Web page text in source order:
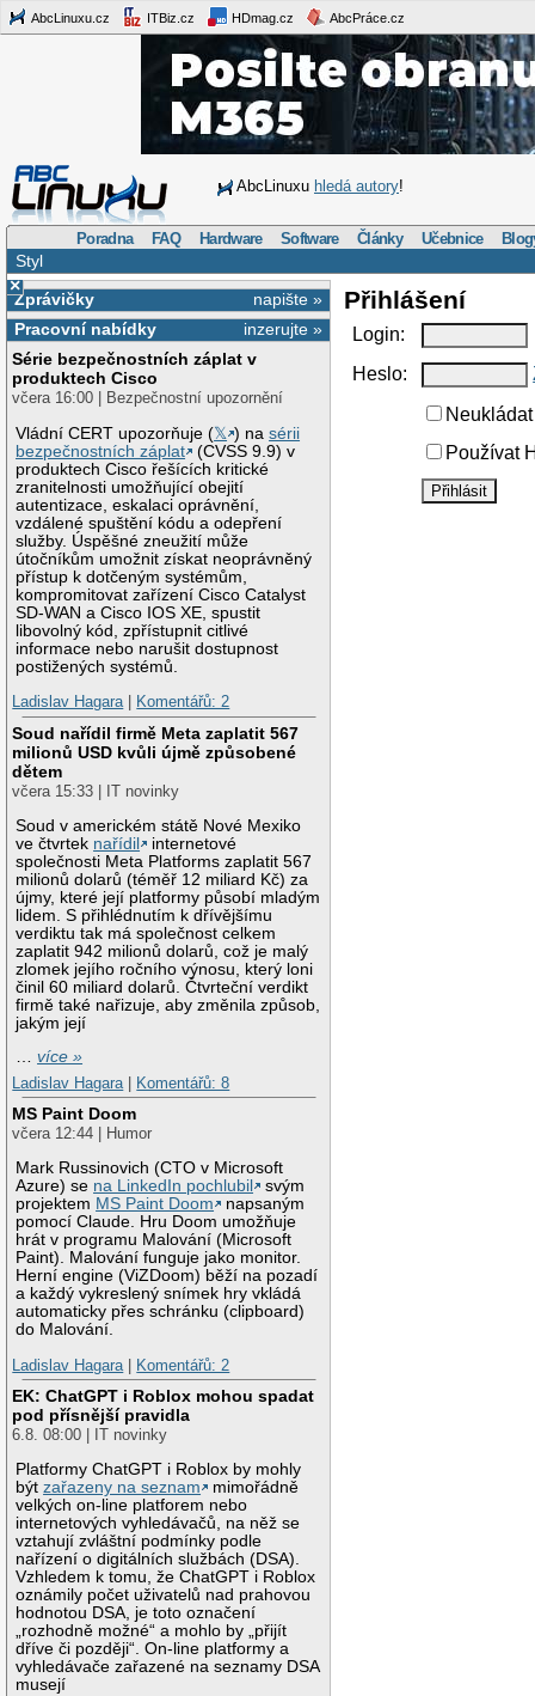
AbcLinuxu.cz ITBiz.cz HDmag.cz AbcPráce.cz
AbcLinuxu hledá autory!
Poradna FAQ Hardware Software Články Učebnice
Styl
×
napište »
Zprávičky
inzerujte »
Pracovní nabídky
Série bezpečnostních záplat v
produktech Cisco
včera 16:00 | Bezpečnostní upozornění
Vládní CERT upozorňuje (𝕏 ) nasérii
bezpečnostních záplat
(CVSS 9.9) v
produktech Cisco řešících kritické
zranitelnosti umožňující obejití
autentizace, eskalaci oprávnění,
vzdálené spuštění kódu a odepření
služby. Úspěšné zneužití může
útočníkům umožnit získat neoprávněný
přístup k dotčeným systémům,
kompromitovat zařízení Cisco Catalyst
SD-WAN a Cisco IOS XE, spustit
libovolný kód, zpřístupnit citlivé
informace nebo narušit dostupnost
postižených systémů.
Ladislav Hagara| Komentářů: 2
Soud nařídil firmě Meta zaplatit 567
milionů USD kvůli újmě způsobené
dětem
včera 15:33 | IT novinky
Soud v americkém státě Nové Mexiko
ve čtvrtek nařídil
internetové
společnosti Meta Platforms zaplatit 567
milionů dolarů (téměř 12 miliard Kč) za
újmy, které její platformy působí mladým
lidem. S přihlédnutím k dřívějšímu
verdiktu tak má společnost celkem
zaplatit 942 milionů dolarů, což je malý
zlomek jejího ročního výnosu, který loni
činil 60 miliard dolarů. Čtvrteční verdikt
firmě také nařizuje, aby změnila způsob,
jakým její
…více »
Ladislav Hagara
Komentářů: 8
MS Paint Doom
včera 12:44 | Humor
Mark Russinovich (CTO v Microsoft
Azure) se na LinkedIn pochlubil
svým
projektem MS Paint Doom
napsaným
pomocí Claude. Hru Doom umožňuje
hrát v programu Malování (Microsoft
Paint). Malování funguje jako monitor.
Herní engine (ViZDoom) běží na pozadí
a každý vykreslený snímek hry vkládá
automaticky přes schránku (clipboard)
do Malování.
Ladislav Hagara
Komentářů: 2
EK: ChatGPT i Roblox mohou spadat
pod přísnější pravidla
6.8. 08:00 | IT novinky
Platformy ChatGPT i Roblox by mohly
býtzařazeny na seznam
mimořádně
velkých on-line platforem nebo
internetových vyhledávačů, na něž se
vztahují zvláštní podmínky podle
nařízení o digitálních službách (DSA).
Vzhledem k tomu, že ChatGPT i Roblox
oznámily počet uživatelů nad prahovou
hodnotou DSA, je toto označení
„rozhodně možné“ a mohlo by „přijít
dříve či později“. On-line platformy a
vyhledávače zařazené na seznamy DSA
musejí
Přihlášení
Login:
Heslo:
Používat